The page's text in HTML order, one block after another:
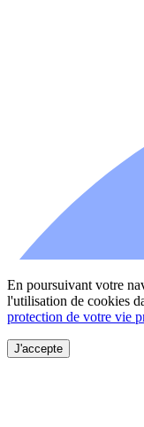
En poursuivant votre
l'utilisation de cookies
protection de votre vie
J'accepte